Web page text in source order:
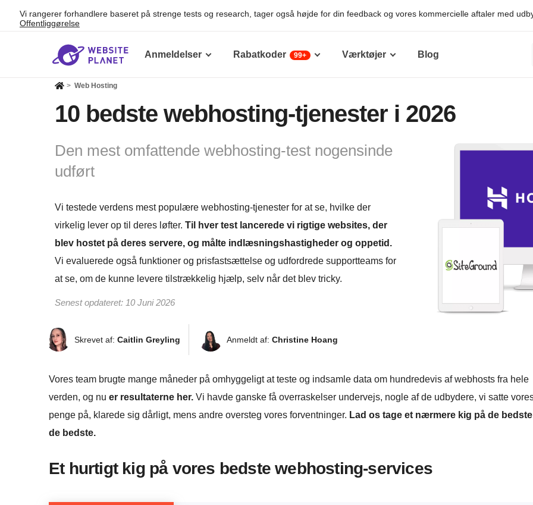
Vi rangerer forhandlere baseret på strenge tests og research, tager også højde for din feedback og vores kommercielle aftaler med
Offentliggørelse
Anmeldelser Rabatkoder 99+ Værktøjer Blog
> Web Hosting
10 bedste webhosting-tjenester i 2026
Den mest omfattende webhosting-test nogensinde
udført
Vi testede verdens mest populære webhosting-tjenester for at se, hvilke der
virkelig lever op til deres løfter. Til hver test lancerede vi rigtige websites, der
blev hostet på deres servere, og målte indlæsningshastigheder og oppetid.
Vi evaluerede også funktioner og prisfastsættelse og udfordrede supportteams for
at se, om de kunne levere tilstrækkelig hjælp, selv når det blev tricky.
Senest opdateret: 10 Juni 2026
Anmeldt af: Christine Hoang
Skrevet af: Caitlin Greyling
Vores team brugte mange måneder på omhyggeligt at teste og indsamle data om hundredevis af webhosts fra hele
verden, og nu er resultaterne her. Vi havde ganske få overraskelser undervejs, nogle af de udbydere, vi satte
penge på, klarede sig dårligt, mens andre oversteg vores forventninger. Lad os tage et nærmere kig på de
de bedste.
Et hurtigt kig på vores bedste webhosting-services